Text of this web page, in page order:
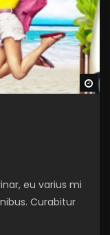
eu varius mi
Curabitur